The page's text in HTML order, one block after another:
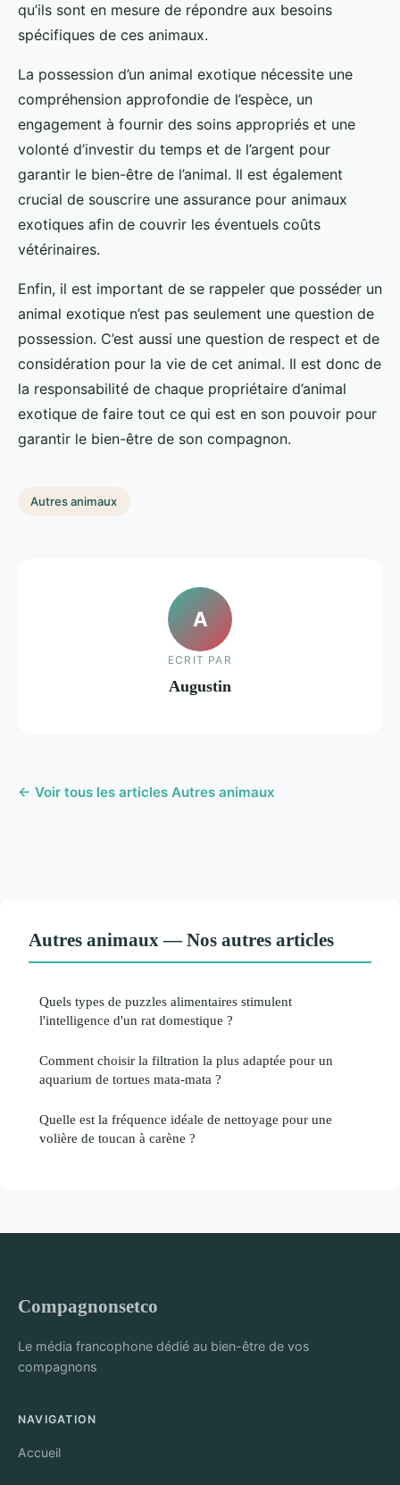
qu’ils sont en mesure de répondre aux besoins
spécifiques de ces animaux.
La possession d’un animal exotique nécessite une
compréhension approfondie de l’espèce, un
engagement à fournir des soins appropriés et une
volonté d’investir du temps et de l’argent pour
garantir le bien-être de l’animal. Il est également
crucial de souscrire une assurance pour animaux
exotiques afin de couvrir les éventuels coûts
vétérinaires.
Enfin, il est important de se rappeler que posséder un
animal exotique n’est pas seulement une question de
possession. C’est aussi une question de respect et de
considération pour la vie de cet animal. Il est donc de
la responsabilité de chaque propriétaire d’animal
exotique de faire tout ce qui est en son pouvoir pour
garantir le bien-être de son compagnon.
Autres animaux
A
ECRIT PAR
Augustin
← Voir tous les articles Autres animaux
Autres animaux — Nos autres articles
Quels types de puzzles alimentaires stimulent
l'intelligence d'un rat domestique ?
Comment choisir la filtration la plus adaptée pour un
aquarium de tortues mata-mata ?
Quelle est la fréquence idéale de nettoyage pour une
volière de toucan à carène ?
Compagnonsetco
Le média francophone dédié au bien-être de vos
compagnons
NAVIGATION
Accueil